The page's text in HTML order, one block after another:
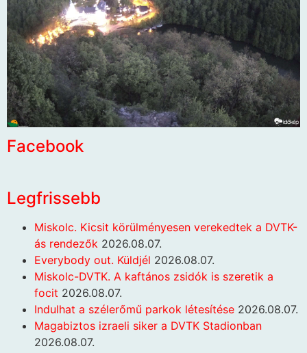
Facebook
Legfrissebb
Miskolc. Kicsit körülményesen verekedtek a DVTK-
ás rendezők 2026.08.07.
Everybody out. Küldjél 2026.08.07.
Miskolc-DVTK. A kaftános zsidók is szeretik a
focit 2026.08.07.
Indulhat a szélerőmű parkok létesítése 2026.08.07.
Magabiztos izraeli siker a DVTK Stadionban
2026.08.07.